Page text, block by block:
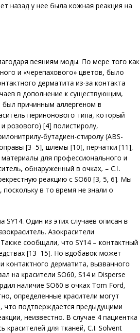
назад у нее была кожная реакция на
веяниям моды. По мере того как
и «черепахового» цветов, было
дерматита из-за контакта
в дополнение к существующим,
был причинным аллергеном в
перинонового типа, который
розового) [4] полистиролу,
бутадиен-стиролу (ABS-
[3–5], шлемы [10], перчатки [11],
для профессионального и
обнаруженный в очках, – C.I.
реакцию с SO60 [3, 5, 6]. Мы
в то время не знали о
Один из этих случаев описан в
Азокрасители
сообщали, что SY14 – контактный
[13–15]. Но вдобавок может
контактного дерматита, вызванного
на красители SO60, S14 и Disperse
наличие SO60 в очках Tom Ford,
определенные красители могут
что подтверждается предыдущими
неизвестно. В случае 4 пациентка
красителей для тканей, C.I. Solvent